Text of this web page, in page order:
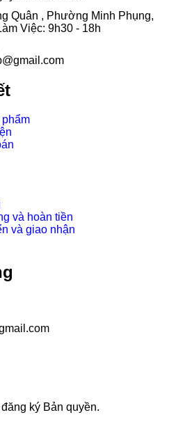
Quân , Phường Minh Phụng,
Việc: 9h30 - 18h
và hoàn tiền
và giao nhận
ký Bản quyền.